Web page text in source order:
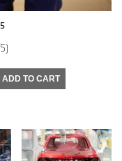
ADD TO CART